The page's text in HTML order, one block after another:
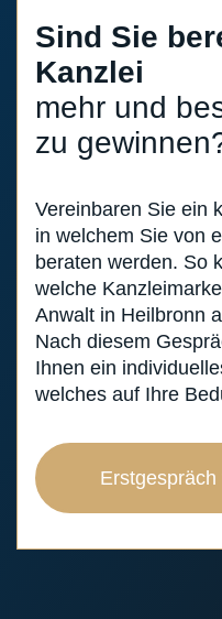
Sind Sie
Kanzlei
mehr und
zu
Vereinbaren Sie ein
in welchem Sie von
beraten werden. So
welche
Anwalt in Heilbronn
Nach diesem
Ihnen ein
welches auf Ihre